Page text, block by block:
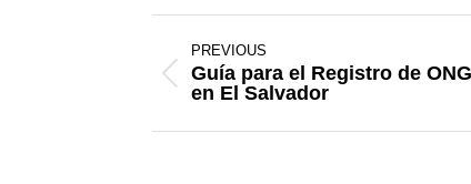
navigation
PREVIOUS
Previous
Guía para el Registro de
en El Salvador